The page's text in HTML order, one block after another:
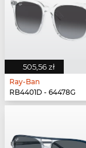
505,56 zł
Ray-Ban
RB4401D - 64478G